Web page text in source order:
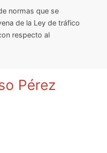
normas que se
de la Ley de tráfico
respecto al
Pérez